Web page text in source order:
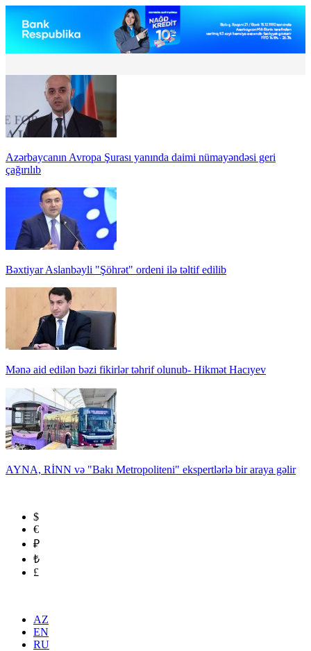
Azərbaycanın Avropa Şurası yanında daimi nümayəndəsi geri
çağırılıb
Bəxtiyar Aslanbəyli "Şöhrət" ordeni ilə təltif edilib
Mənə aid edilən bəzi fikirlər təhrif olunub- Hikmət Hacıyev
AYNA, RİNN və "Bakı Metropoliteni" ekspertlərlə bir araya gəlir
$
€
₽
₺
£
AZ
EN
RU